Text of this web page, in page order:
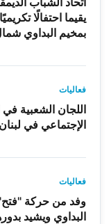
يقيما احتفالًا
بمخيم البداوي
فعاليات
اللجان الشعبية
الإجتماعي في
فعاليات
وفد من حركة
البداوي ويشيد